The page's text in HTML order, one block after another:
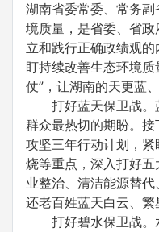
湖南省委常委、常务
境质量，是省委、省
立和践行正确政绩观的
盯持续改善生态环境
仗”，让湖南的天更蓝
打好蓝天保卫战
群众最热切的期盼。
攻坚三年行动计划，
烧等重点，深入打好
业整治、清洁能源替代
还老百姓蓝天白云、繁
打好碧水保卫战